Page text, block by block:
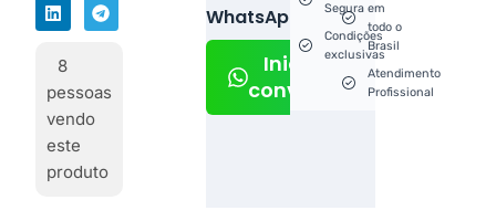
WhatsApp!
Iniciar
conversa
8
pessoas
vendo
este
produto
Segura
Condições
exclusivas
em
todo o
Brasil
Atendimento
Profissional